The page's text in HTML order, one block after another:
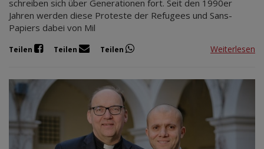
schreiben sich über Generationen fort. Seit den 1990er
Jahren werden diese Proteste der Refugees und Sans-
Papiers dabei von Mil
Teilen Teilen Teilen Weiterlesen